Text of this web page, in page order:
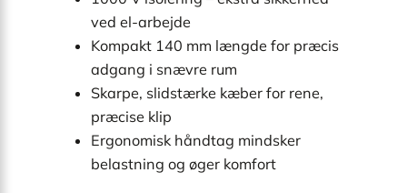
ved el-arbejde
Kompakt 140 mm længde for præcis
adgang i snævre rum
Skarpe, slidstærke kæber for rene,
præcise klip
Ergonomisk håndtag mindsker
belastning og øger komfort